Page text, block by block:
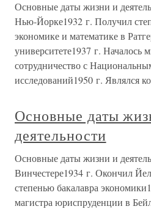
Основные даты жизни и
Нью-Йорке1932 г. Получил
экономике и математике в
университете1937 г. Началось
сотрудничество с
исследований1950 г. Являлся
Основные даты
деятельности
Основные даты жизни и
Винчестере1934 г. Окончил
степенью бакалавра
магистра юриспруденции в